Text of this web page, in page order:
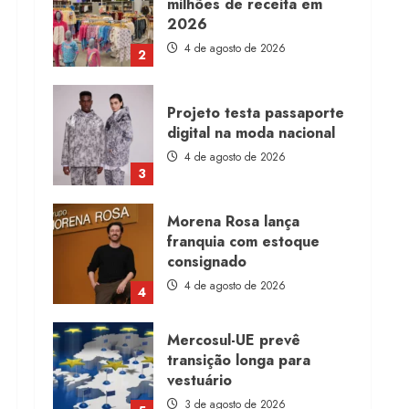
2
milhões de receita em
2026
4 de agosto de 2026
3
Projeto testa passaporte
digital na moda nacional
4 de agosto de 2026
4
Morena Rosa lança
franquia com estoque
consignado
4 de agosto de 2026
Mercosul-UE prevê
transição longa para
vestuário
3 de agosto de 2026